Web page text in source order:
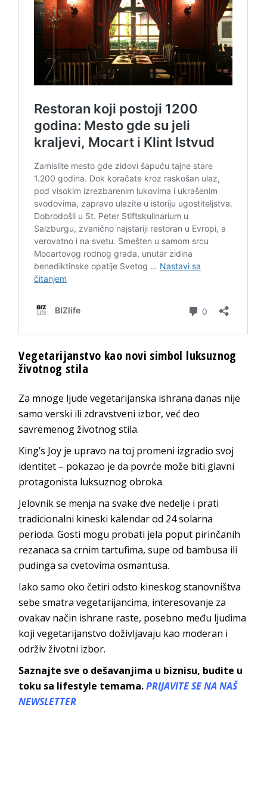
Vegetarijanstvo kao novi simbol luksuznog
životnog stila
Za mnoge ljude vegetarijanska ishrana danas nije
samo verski ili zdravstveni izbor, već deo
savremenog životnog stila.
King’s Joy je upravo na toj promeni izgradio svoj
identitet – pokazao je da povrće može biti glavni
protagonista luksuznog obroka.
Jelovnik se menja na svake dve nedelje i prati
tradicionalni kineski kalendar od 24 solarna
perioda. Gosti mogu probati jela poput pirinčanih
rezanaca sa crnim tartufima, supe od bambusa ili
pudinga sa cvetovima osmantusa.
Iako samo oko četiri odsto kineskog stanovništva
sebe smatra vegetarijancima, interesovanje za
ovakav način ishrane raste, posebno među ljudima
koji vegetarijanstvo doživljavaju kao moderan i
održiv životni izbor.
Saznajte sve o dešavanjima u biznisu, budite u
toku sa lifestyle temama.PRIJAVITE SE NA NAŠ
NEWSLETTER